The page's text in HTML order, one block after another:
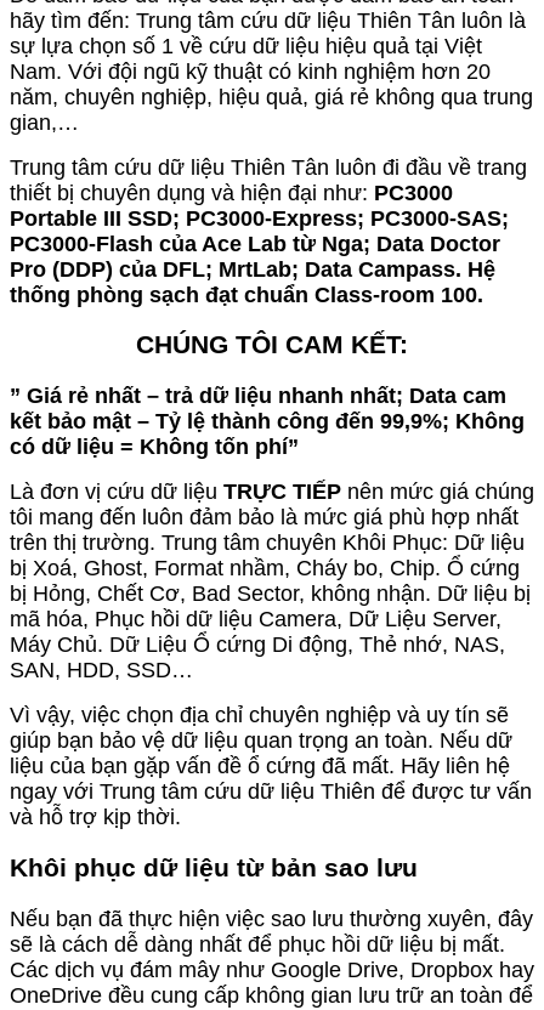
hãy tìm đến: Trung tâm cứu dữ liệu Thiên Tân luôn là
sự lựa chọn số 1 về cứu dữ liệu hiệu quả tại Việt
Nam. Với đội ngũ kỹ thuật có kinh nghiệm hơn 20
năm, chuyên nghiệp, hiệu quả, giá rẻ không qua trung
gian,…
Trung tâm cứu dữ liệu Thiên Tân luôn đi đầu về trang
thiết bị chuyên dụng và hiện đại như: PC3000
Portable III SSD; PC3000-Express; PC3000-SAS;
PC3000-Flash của Ace Lab từ Nga; Data Doctor
Pro (DDP) của DFL; MrtLab; Data Campass. Hệ
thống phòng sạch đạt chuẩn Class-room 100.
CHÚNG TÔI CAM KẾT:
” Giá rẻ nhất – trả dữ liệu nhanh nhất; Data cam
kết bảo mật – Tỷ lệ thành công đến 99,9%; Không
có dữ liệu = Không tốn phí”
Là đơn vị cứu dữ liệu TRỰC TIẾP nên mức giá chúng
tôi mang đến luôn đảm bảo là mức giá phù hợp nhất
trên thị trường. Trung tâm chuyên Khôi Phục: Dữ liệu
bị Xoá, Ghost, Format nhầm, Cháy bo, Chip. Ổ cứng
bị Hỏng, Chết Cơ, Bad Sector, không nhận. Dữ liệu bị
mã hóa, Phục hồi dữ liệu Camera, Dữ Liệu Server,
Máy Chủ. Dữ Liệu Ổ cứng Di động, Thẻ nhớ, NAS,
SAN, HDD, SSD…
Vì vậy, việc chọn địa chỉ chuyên nghiệp và uy tín sẽ
giúp bạn bảo vệ dữ liệu quan trọng an toàn. Nếu dữ
liệu của bạn gặp vấn đề ổ cứng đã mất. Hãy liên hệ
ngay với Trung tâm cứu dữ liệu Thiên để được tư vấn
và hỗ trợ kịp thời.
Khôi phục dữ liệu từ bản sao lưu
Nếu bạn đã thực hiện việc sao lưu thường xuyên, đây
sẽ là cách dễ dàng nhất để phục hồi dữ liệu bị mất.
Các dịch vụ đám mây như Google Drive, Dropbox hay
OneDrive đều cung cấp không gian lưu trữ an toàn để